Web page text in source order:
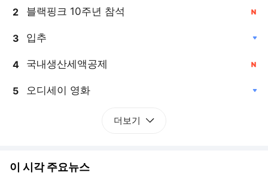
2 블랙핑크 10주년 참석
3 입추
4 국내생산세액공제
5 오디세이 영화
더보기
이 시각 주요뉴스